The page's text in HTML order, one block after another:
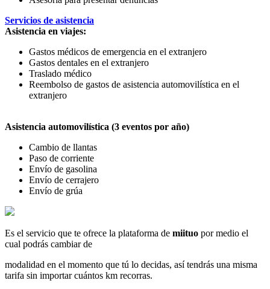
Servicios de asistencia
Asistencia en viajes:
Gastos médicos de emergencia en el extranjero
Gastos dentales en el extranjero
Traslado médico
Reembolso de gastos de asistencia automovilística en el
extranjero
Asistencia automovilística (3 eventos por año)
Cambio de llantas
Paso de corriente
Envío de gasolina
Envío de cerrajero
Envío de grúa
Es el servicio que te ofrece la plataforma de miituo por medio el
cual podrás cambiar de
modalidad en el momento que tú lo decidas, así tendrás una misma
tarifa sin importar cuántos km recorras.